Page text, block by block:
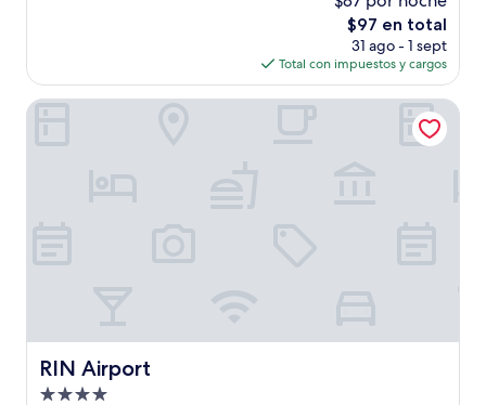
El
precio
actual
es
de
$97 en total
31 ago - 1 sept
Total con impuestos y cargos
RIN Airport
RIN Airport
Propiedad
RIN Airport